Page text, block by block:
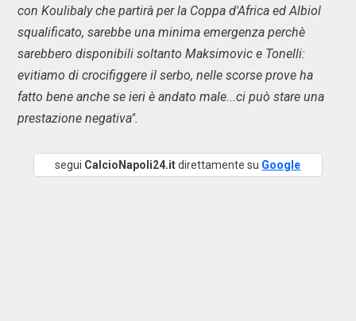
con Koulibaly che partirà per la Coppa d'Africa ed Albiol
squalificato, sarebbe una minima emergenza perchè
sarebbero disponibili soltanto Maksimovic e Tonelli:
evitiamo di crocifiggere il serbo, nelle scorse prove ha
fatto bene anche se ieri è andato male...ci può stare una
prestazione negativa".
segui CalcioNapoli24.itdirettamente su Google